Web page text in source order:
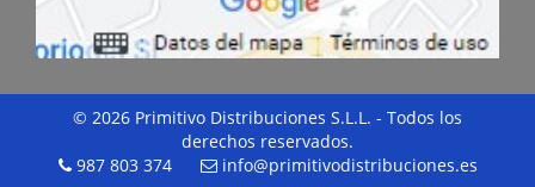
© 2026 Primitivo Distribuciones S.L.L. - Todos los
derechos reservados.
987 803 374
info@primitivodistribuciones.es